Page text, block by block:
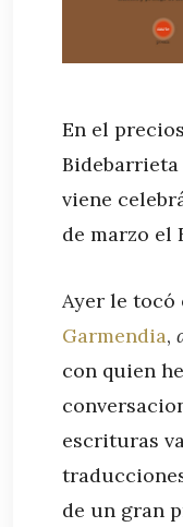
En el
viene
de marzo el
Ayer le tocó
Garmendia,
con quien
escrituras
de un gran